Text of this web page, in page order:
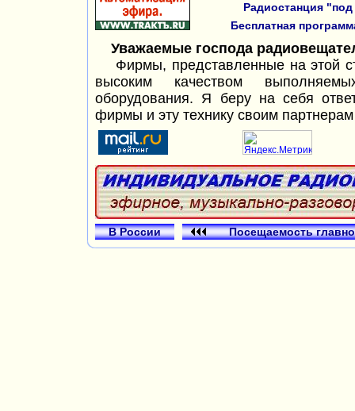
Радиостанция
Бесплатная
Уважаемые господа
Фирмы, представленные на этой
высоким качеством
оборудования. Я беру на себя
фирмы и эту технику своим партнерам
В России Посещаемость